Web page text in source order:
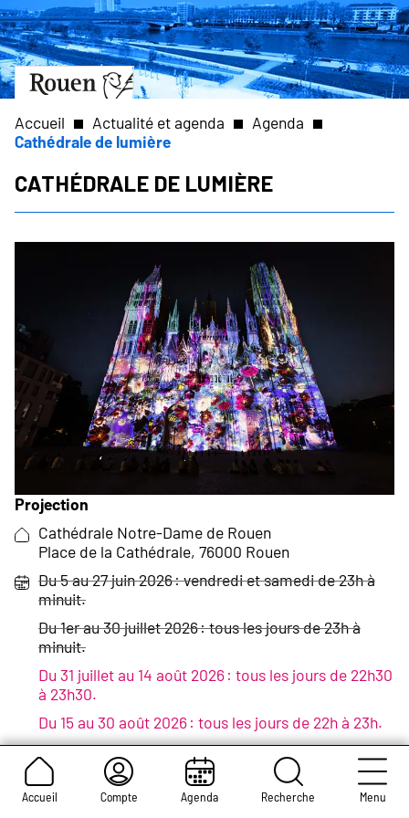
Aller
au
contenu
principal
Aller
à
la
page
d’accueil
Slide
1
of
1
Accueil Compte Agenda Recherche Menu
Fil
d'Ariane
Accueil Actualité et agenda
Agenda
Cathédrale de lumière
Cathédrale de lumière
Toutes les
informations
sur
Cathédrale
de lumière
Projection
Lieu :
Cathédrale Notre-Dame de Rouen
Place de la Cathédrale, 76000 Rouen
Date
et
horaires :
Du 5 au 27 juin 2026 : vendredi et samedi de 23h à
minuit.
Du 1er au 30 juillet 2026 : tous les jours de 23h à
minuit.
Du 31 juillet au 14 août 2026 : tous les jours de 22h30
à 23h30.
Du 15 au 30 août 2026 : tous les jours de 22h à 23h.
Du 4 au 26 septembre 2026 : vendredi et samedi de
21h30 à 22h30.
À propos de l’événement